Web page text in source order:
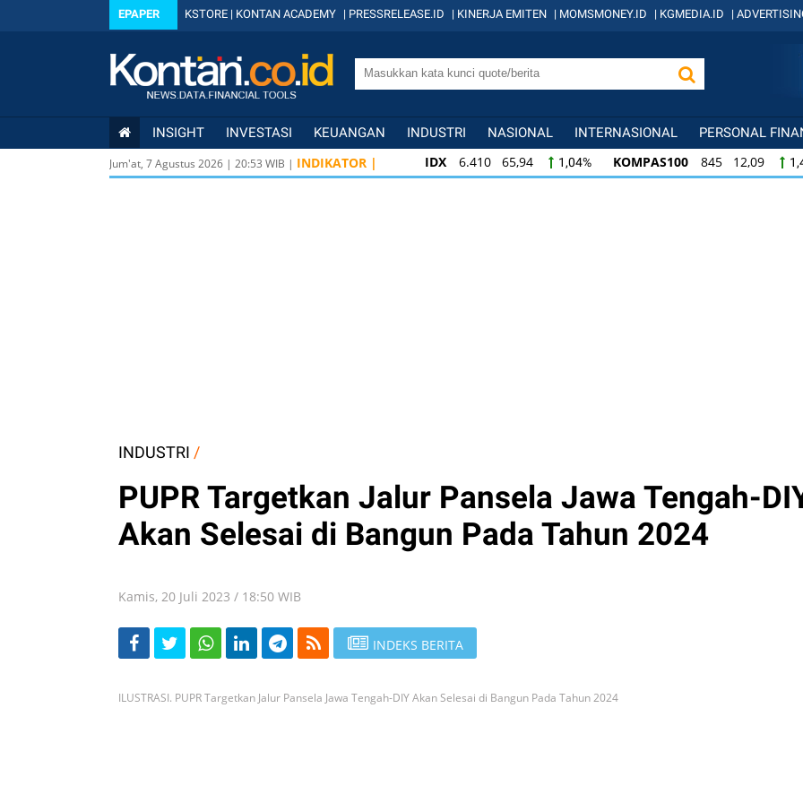
EPAPER KSTORE | KONTAN ACADEMY | PRESSRELEASE.ID | KINERJA EMITEN | MOMSMONEY.ID | KGMEDIA.ID |
INSIGHT INVESTASI KEUANGAN INDUSTRI NASIONAL INTERNASIONAL PERSONAL
Jum'at, 7 Agustus 2026 | 20:53 WIB | INDIKATOR | IDX 6.410 65,94 1,04% KOMPAS100 845 12,09
KOMPAS100 845 12,09 1,45% LQ45 640 9,44
INDUSTRI /
PUPR Targetkan Jalur Pansela Jawa Tengah-
Akan Selesai di Bangun Pada Tahun 2024
Kamis, 20 Juli 2023 / 18:50 WIB
INDEKS BERITA
ILUSTRASI. PUPR Targetkan Jalur Pansela Jawa Tengah-DIY Akan Selesai di Bangun Pada Tahun 2024